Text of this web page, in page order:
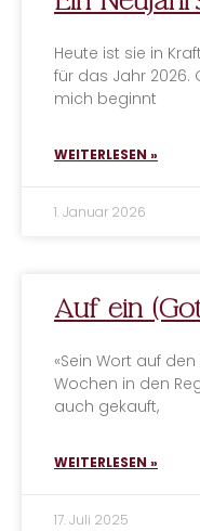
Heute ist sie in
für das Jahr 2026.
mich beginnt
WEITERLESEN »
1. Januar 2026
Auf ein
«Sein Wort auf
Wochen in den
auch gekauft,
WEITERLESEN »
17. Juli 2025